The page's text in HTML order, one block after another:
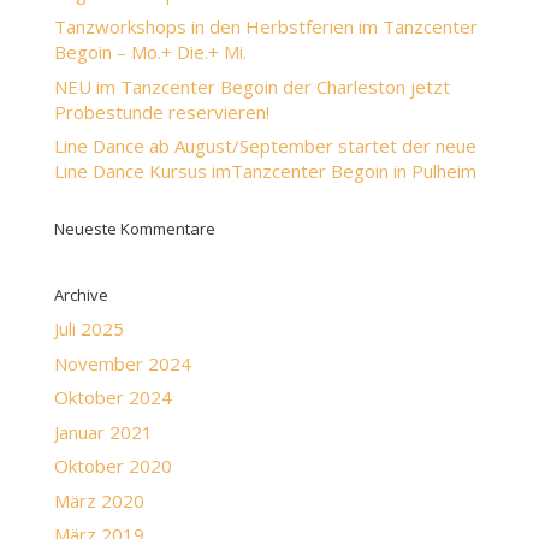
Tanzworkshops in den Herbstferien im Tanzcenter
Begoin – Mo.+ Die.+ Mi.
NEU im Tanzcenter Begoin der Charleston jetzt
Probestunde reservieren!
Line Dance ab August/September startet der neue
Line Dance Kursus imTanzcenter Begoin in Pulheim
Neueste Kommentare
Archive
Juli 2025
November 2024
Oktober 2024
Januar 2021
Oktober 2020
März 2020
März 2019